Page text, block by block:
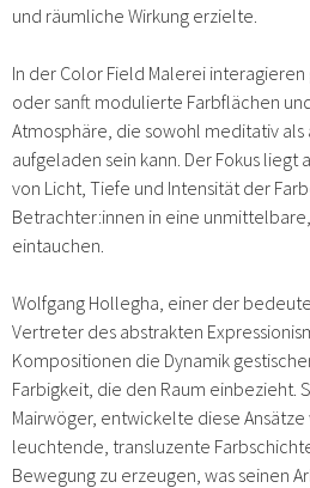
und räumliche Wirkung erzielte.
In der Color Field Malerei
oder sanft modulierte Farbflächen
Atmosphäre, die sowohl meditativ als
aufgeladen sein kann. Der Fokus liegt
von Licht, Tiefe und Intensität der
Betrachter:innen in eine
eintauchen.​
Wolfgang Hollegha, einer der
Vertreter des abstrakten
Kompositionen die Dynamik
Farbigkeit, die den Raum einbezieht.
Mairwöger, entwickelte diese
leuchtende, transluzente
Bewegung zu erzeugen, was seinen